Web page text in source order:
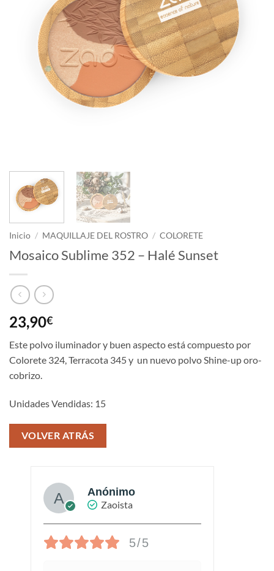
Inicio / MAQUILLAJE DEL ROSTRO / COLORETE
Mosaico Sublime 352 – Halé Sunset
23,90€
Este polvo iluminador y buen aspecto está compuesto por
Colorete 324, Terracota 345 y un nuevo polvo Shine-up oro-
cobrizo.
Unidades Vendidas: 15
VOLVER ATRÁS
Anónimo
Zaoista
5/5